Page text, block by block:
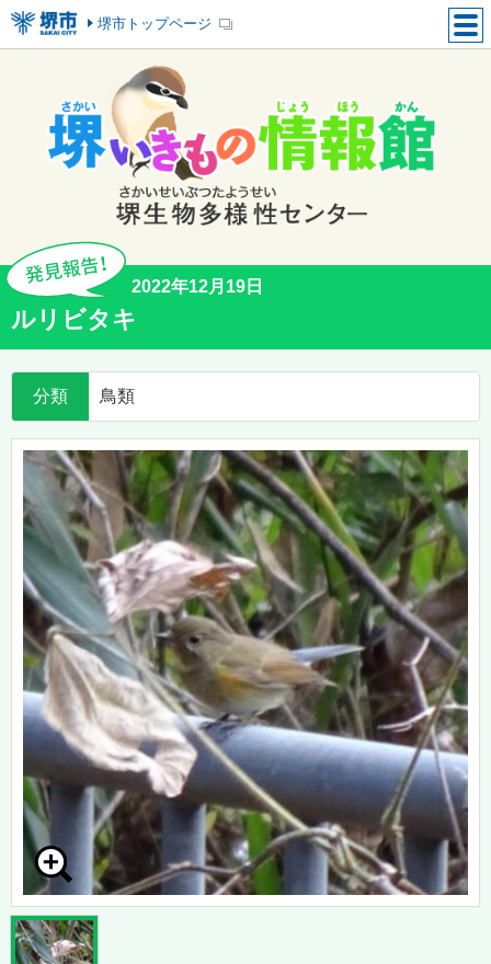
堺市トップページ
2022年12月19日
ルリビタキ
分類 鳥類